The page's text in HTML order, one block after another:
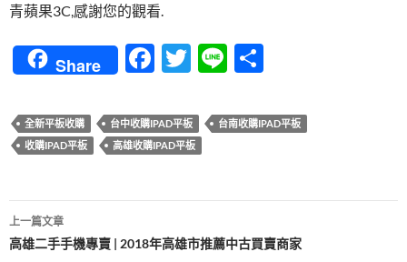
青蘋果3C,感謝您的觀看.
Share
F
e
b
o
k
T
itt
er
Li
e
全新平板收購 台中收購IPAD平板
台南收購IPAD平板
收購IPAD平板
高雄收購IPAD平板
文
章
上一篇文章
高雄二手手機專賣 | 2018年高雄市推薦中古買賣商家